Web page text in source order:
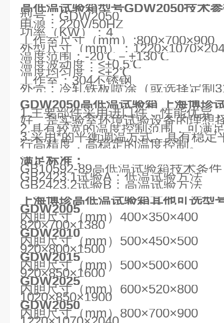
高低温试验箱型号GDW2050技术
型号：GDW2050
电源：220V/50HZ
功率（KW）：4
工作室尺寸（mm）:800×700×900
外型尺寸（mm）：
温度范围：-20℃－+130℃
温度波动度：≤±0.5℃
温度均匀度：≤±2℃
工作室：304不锈钢
外壳：冷轧铁板喷涂（或选择定制
GDW2050高低温试验箱 上海博珍
1.主要部件采用进口件，性能优异
好，是实验室环境试验设备的理想
2.具有较宽的温度控制范围，可满
3.采用*的平衡调温方式，具有稳定
行高精度，高稳定的温度控制。
满足标准：
GB10592-89高低温试验箱技术条件
GB2423.1试验A：低温试验方法
GB2423.2试验B：高温试验方法
上海博珍高低温试验箱其他可选型
GDW2005
内胆尺寸（mm）400×350×400
820×700×1380
GDW2010
内胆尺寸（mm）500×450×500
920×800×1500
GDW2015
内胆尺寸（mm）500×500×600
920×850×1600
GDW2025
内胆尺寸（mm）600×520×800
1020×850×1900
GDW2050
内胆尺寸（mm）800×700×900